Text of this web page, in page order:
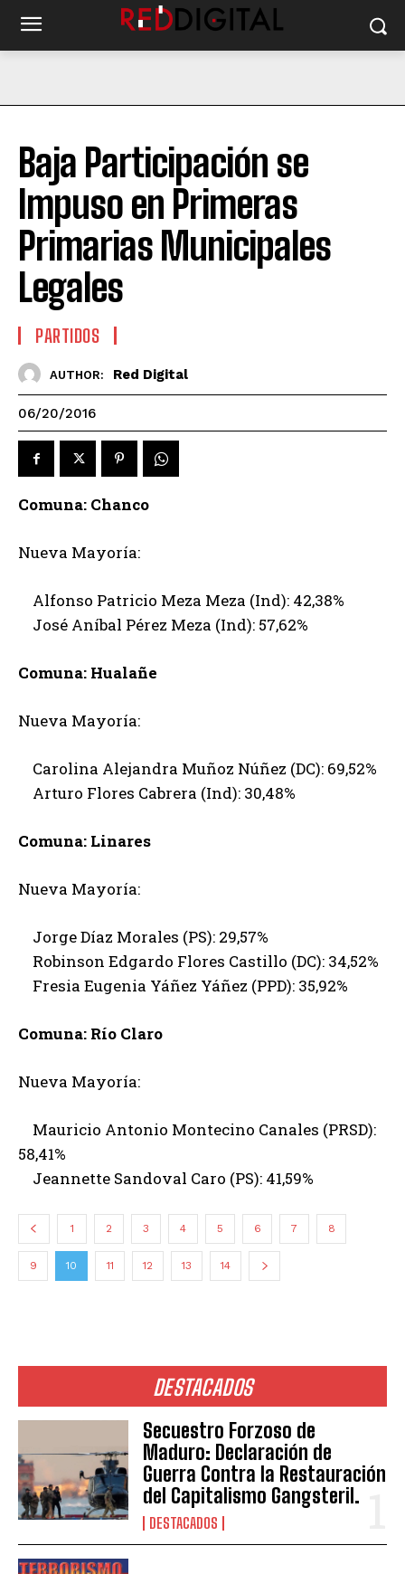
DESTACADOS
Secuestro Forzoso de
Maduro: Declaración de
Guerra Contra la Restauración
del Capitalismo Gangsteril.
DESTACADOS
Baja Participación se
Impuso en Primeras
Primarias Municipales
Legales
PARTIDOS
AUTHOR: Red Digital
06/20/2016
Comuna: Chanco
Nueva Mayoría:
Alfonso Patricio Meza Meza (Ind): 42,38%
José Aníbal Pérez Meza (Ind): 57,62%
Comuna: Hualañe
Nueva Mayoría:
Carolina Alejandra Muñoz Núñez (DC): 69,52%
Arturo Flores Cabrera (Ind): 30,48%
Comuna: Linares
Nueva Mayoría:
Jorge Díaz Morales (PS): 29,57%
Robinson Edgardo Flores Castillo (DC): 34,52%
Fresia Eugenia Yáñez Yáñez (PPD): 35,92%
Comuna: Río Claro
Nueva Mayoría:
Mauricio Antonio Montecino Canales (PRSD):
58,41%
Jeannette Sandoval Caro (PS): 41,59%
1 2 3 4 5 6 7 8
9 10 11 12 13 14